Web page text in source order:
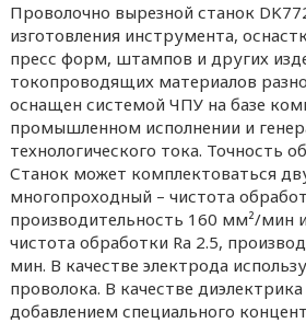
Проволочно вырезной станок
изготовления инструмента,
пресс форм, штампов и других
токопроводящих материалов
оснащен системой ЧПУ на базе
промышленном исполнении и
технологического тока. Точность
Станок может комплектоваться
многопроходный – чистота
производительность 160 мм²/мин
чистота обработки Ra 2.5,
мин. В качестве электрода
проволока. В качестве
добавлением специального